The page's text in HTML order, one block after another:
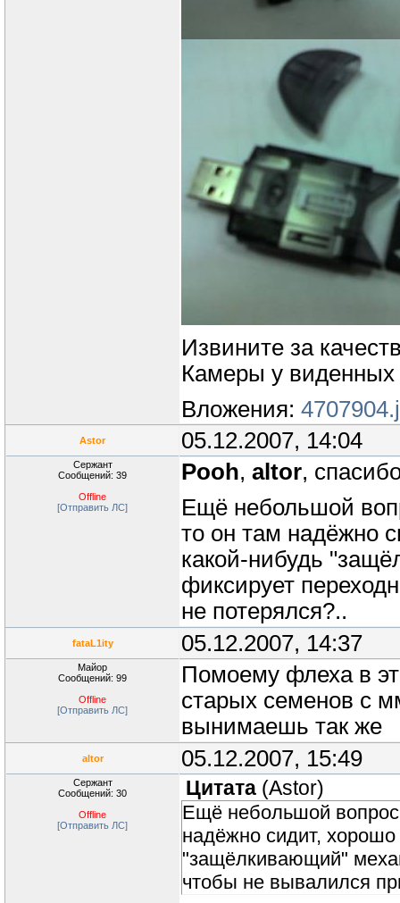
Извините за
Камеры у виденных
Вложения:
Astor 05.12.2007, 14:04
Сержант
Сообщений: 39
Offline
[Отправить ЛС]
Pooh, altor,
Ещё небольшой
то он там надёжно
какой-нибудь
фиксирует
не потерялся?..
fataL1ity 05.12.2007, 14:37
Майор
Сообщений: 99
Offline
[Отправить ЛС]
Помоему флеха в
старых семенов с
вынимаешь так же
altor 05.12.2007, 15:49
Сержант
Сообщений: 30
Offline
[Отправить ЛС]
Цитата (Astor)
Ещё небольшой
надёжно сидит, хорошо
"защёлкивающий"
чтобы не вывалился